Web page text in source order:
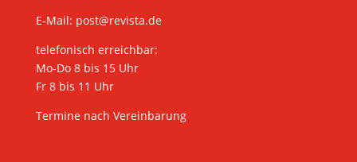
E-Mail: post@revista.de
telefonisch erreichbar:
Mo-Do 8 bis 15 Uhr
Fr 8 bis 11 Uhr
Termine nach Vereinbarung